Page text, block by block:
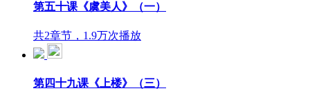
第五十课《虞美人》（一）
共2章节，1.9万次播放
第四十九课《上楼》（三）